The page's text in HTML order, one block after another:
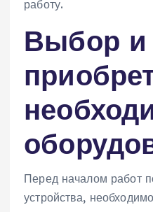
работу.
Выбор и
Перед началом работ
устройства‚